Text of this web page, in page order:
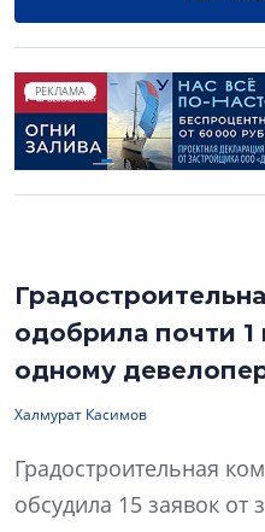
РЕКЛАМА
одобрила почти
одному
Халмурат Касимов
Градостроительная
обсудила 15 заявок от